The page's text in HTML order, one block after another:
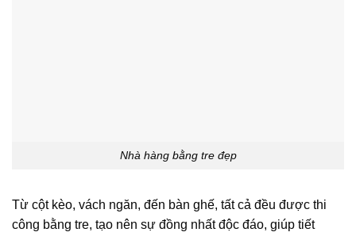
Nhà hàng bằng tre đẹp
Từ cột kèo, vách ngăn, đến bàn ghế, tất cả đều được thi
công bằng tre, tạo nên sự đồng nhất độc đáo, giúp tiết